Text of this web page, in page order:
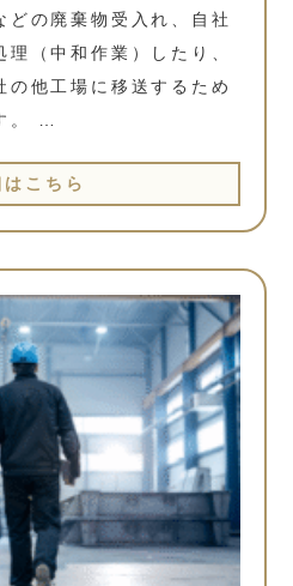
どの廃棄物受入れ、自社
（中和作業）したり、
の他工場に移送するため
。 …
はこちら